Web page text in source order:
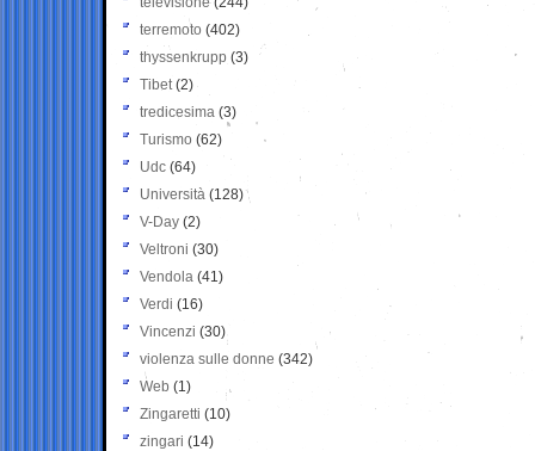
terremoto (402)
thyssenkrupp (3)
Tibet(2)
tredicesima (3)
Turismo (62)
Udc (64)
Università (128)
V-Day (2)
Veltroni (30)
Vendola (41)
Verdi (16)
Vincenzi (30)
violenza sulle donne (342)
Web (1)
Zingaretti (10)
zingari (14)